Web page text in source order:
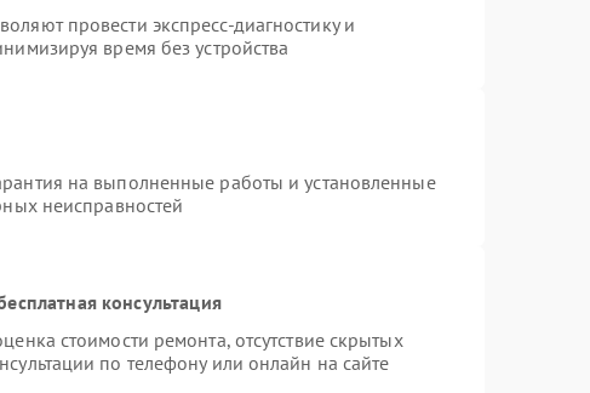
провести экспресс-диагностику и
время без устройства
на выполненные работы и установленные
неисправностей
консультация
стоимости ремонта, отсутствие скрытых
по телефону или онлайн на сайте